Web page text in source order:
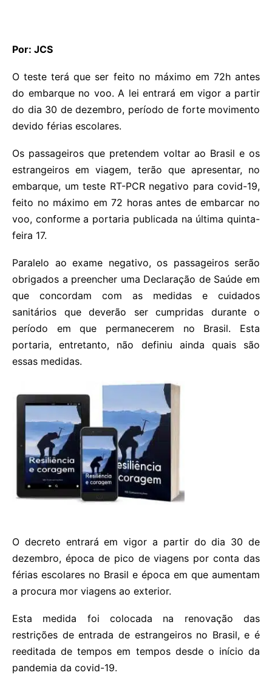
Por: JCS
O teste terá que ser feito no máximo em 72h antes
do embarque no voo. A lei entrará em vigor a partir
do dia 30 de dezembro, período de forte movimento
devido férias escolares.
Os passageiros que pretendem voltar ao Brasil e os
estrangeiros em viagem, terão que apresentar, no
embarque, um teste RT-PCR negativo para covid-19,
feito no máximo em 72 horas antes de embarcar no
voo, conforme a portaria publicada na última quinta-
feira 17.
Paralelo ao exame negativo, os passageiros serão
obrigados a preencher uma Declaração de Saúde em
que concordam com as medidas e cuidados
sanitários que deverão ser cumpridas durante o
período em que permanecerem no Brasil. Esta
portaria, entretanto, não definiu ainda quais são
essas medidas.
O decreto entrará em vigor a partir do dia 30 de
dezembro, época de pico de viagens por conta das
férias escolares no Brasil e época em que aumentam
a procura mor viagens ao exterior.
Esta medida foi colocada na renovação das
restrições de entrada de estrangeiros no Brasil, e é
reeditada de tempos em tempos desde o início da
pandemia da covid-19.